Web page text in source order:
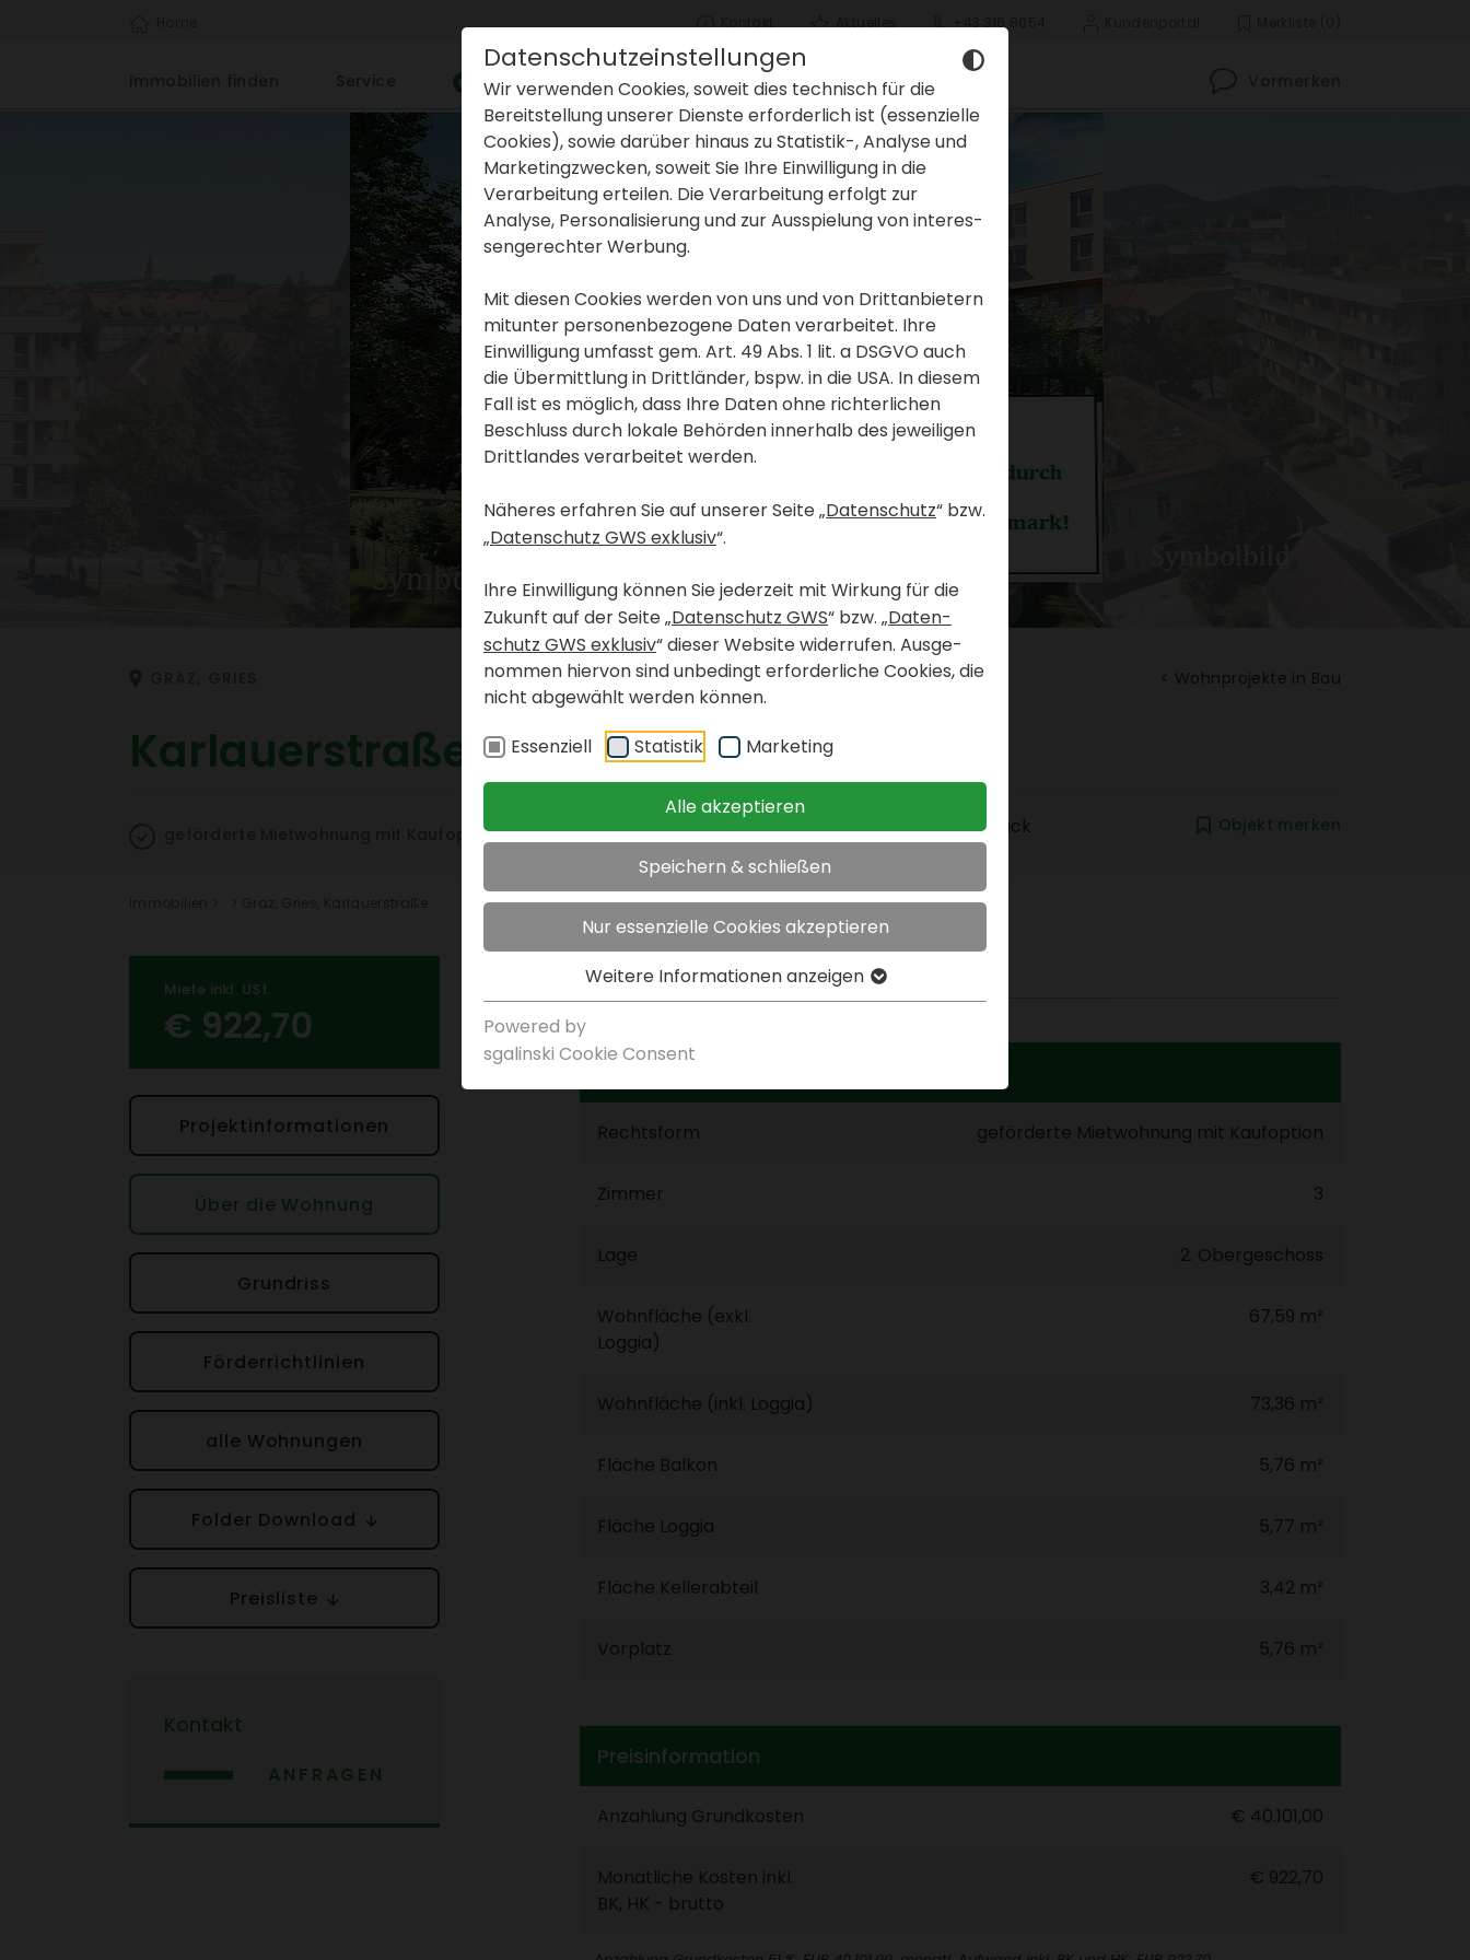
Datenschutzeinstellungen
Wir verwenden Cookies, soweit dies tech­nisch für die
Bereit­stel­lung unserer Dienste erfor­der­lich ist (essen­zi­elle
Cookies), sowie darüber hinaus zu Statistik-, Analyse und
Marke­ting­zwe­cken, soweit Sie Ihre Einwil­li­gung in die
Verar­bei­tung erteilen. Die Verar­bei­tung erfolgt zur
Analyse, Perso­na­li­sie­rung und zur Ausspie­lung von inter­es­
sen­ge­rechter Werbung.
Mit diesen Cookies werden von uns und von Dritt­an­bie­tern
mitunter perso­nen­be­zo­gene Daten verar­beitet. Ihre
Einwil­li­gung umfasst gem. Art. 49 Abs. 1 lit. a DSGVO auch
die Übermitt­lung in Dritt­länder, bspw. in die USA. In diesem
Fall ist es möglich, dass Ihre Daten ohne rich­ter­li­chen
Beschluss durch lokale Behörden inner­halb des jewei­ligen
Dritt­landes verar­beitet werden.
Näheres erfahren Sie auf unserer Seite „Daten­schutz“ bzw.
„Daten­schutz GWS exklusiv“.
Ihre Einwil­li­gung können Sie jeder­zeit mit Wirkung für die
Zukunft auf der Seite „Daten­schutz GWS“ bzw. „Daten­
schutz GWS exklusiv“ dieser Website wider­rufen. Ausge­
nommen hiervon sind unbe­dingt erfor­der­liche Cookies, die
nicht abge­wählt werden können.
Essen­ziell
Statistik Marke­ting
Alle akzeptieren
Speichern & schließen
Nur essenzielle Cookies akzeptieren
Weitere Infor­ma­tionen anzeigen
Powered by
sgal­inski Cookie Consent
< Wohn­pro­jekte in Bau
Karlau­er­straße 57 / 205
geför­derte Miet­woh­nung mit Kauf­op­tion < zurück Objekt merken
Miete inkl. USt.
€ 922,70
Projek­t­in­for­ma­tionen
Über die Wohnung
Grund­riss
Förder­richt­li­nien
alle Wohnungen
Folder Down­load
Preis­liste
Kontakt
ANFRAGEN
ÜBER DIE WOHNUNG
Rechts­form geför­derte Miet­woh­nung mit Kauf­op­tion
Zimmer 3
Lage 2. Ober­ge­schoss
Wohn­fläche (exkl.
Loggia)
67,59 m²
Wohn­fläche (inkl. Loggia) 73,36 m²
Fläche Balkon 5,76 m²
Fläche Loggia 5,77 m²
Fläche Keller­ab­teil 3,42 m²
Vorplatz 5,76 m²
Preis­in­for­ma­tion
Anzah­lung Grund­kosten € 40.101,00
Monat­liche Kosten inkl.
BK, HK - brutto
€ 922,70